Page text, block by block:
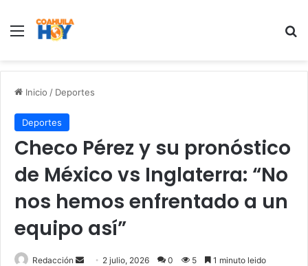
Menu
Inicio / Deportes
Deportes
Checo Pérez y su pronóstico
de México vs Inglaterra: “No
nos hemos enfrentado a un
equipo así”
Redacción 2 julio, 2026 0 5 1 minuto leido